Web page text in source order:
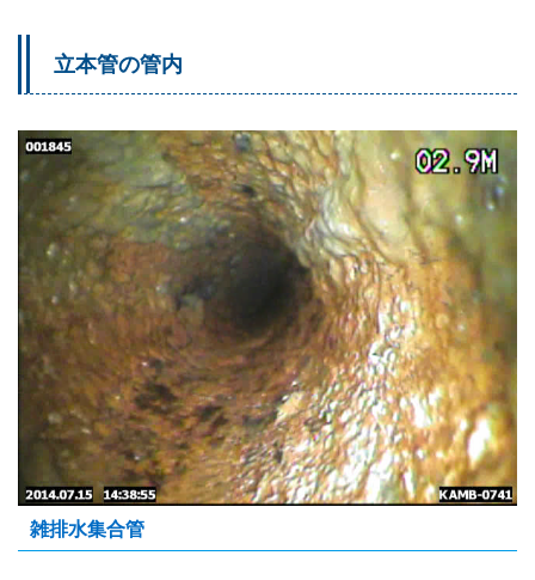
立本管の管内
雑排水集合管